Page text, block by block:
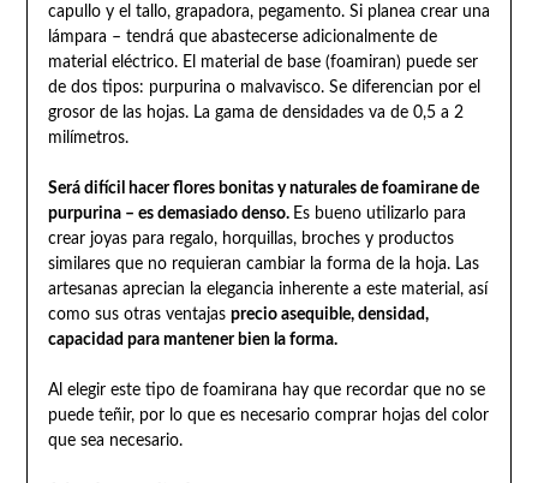
capullo y el tallo, grapadora, pegamento. Si planea crear una
lámpara – tendrá que abastecerse adicionalmente de
material eléctrico. El material de base (foamiran) puede ser
de dos tipos: purpurina o malvavisco. Se diferencian por el
grosor de las hojas. La gama de densidades va de 0,5 a 2
milímetros.
Será difícil hacer flores bonitas y naturales de foamirane de
purpurina – es demasiado denso. Es bueno utilizarlo para
crear joyas para regalo, horquillas, broches y productos
similares que no requieran cambiar la forma de la hoja. Las
artesanas aprecian la elegancia inherente a este material, así
como sus otras ventajas precio asequible, densidad,
capacidad para mantener bien la forma.
Al elegir este tipo de foamirana hay que recordar que no se
puede teñir, por lo que es necesario comprar hojas del color
que sea necesario.